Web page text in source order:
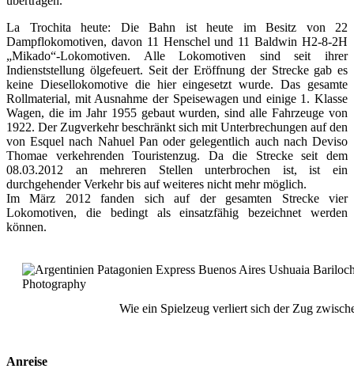
La Trochita heute: Die Bahn ist heute im Besitz von 22
Dampflokomotiven, davon 11 Henschel und 11 Baldwin H2-8-2H
„Mikado“-Lokomotiven. Alle Lokomotiven sind seit ihrer
Indienststellung ölgefeuert. Seit der Eröffnung der Strecke gab es
keine Diesellokomotive die hier eingesetzt wurde. Das gesamte
Rollmaterial, mit Ausnahme der Speisewagen und einige 1. Klasse
Wagen, die im Jahr 1955 gebaut wurden, sind alle Fahrzeuge von
1922. Der Zugverkehr beschränkt sich mit Unterbrechungen auf den
von Esquel nach Nahuel Pan oder gelegentlich auch nach Deviso
Thomae verkehrenden Touristenzug. Da die Strecke seit dem
08.03.2012 an mehreren Stellen unterbrochen ist, ist ein
durchgehender Verkehr bis auf weiteres nicht mehr möglich.
Im März 2012 fanden sich auf der gesamten Strecke vier
Lokomotiven, die bedingt als einsatzfähig bezeichnet werden
können.
Wie ein Spielzeug verliert sich der Zug
Anreise